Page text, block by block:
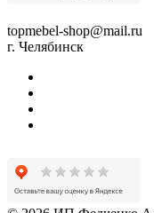
topmebel-shop@mail.ru
г. Челябинск